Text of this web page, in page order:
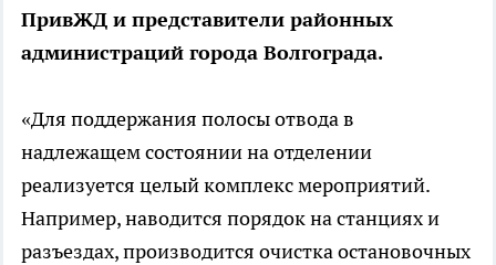
ПривЖД и представители районных
администраций города Волгограда.
«Для поддержания полосы отвода в
надлежащем состоянии на отделении
реализуется целый комплекс мероприятий.
Например, наводится порядок на станциях и
разъездах, производится очистка остановочных